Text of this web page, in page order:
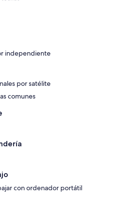
independiente
por satélite
comunes
con ordenador portátil